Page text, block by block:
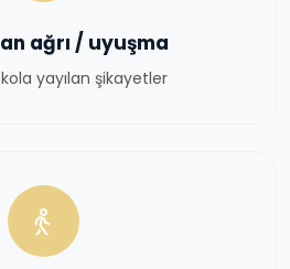
ağrı / uyuşma
yayılan şikayetler